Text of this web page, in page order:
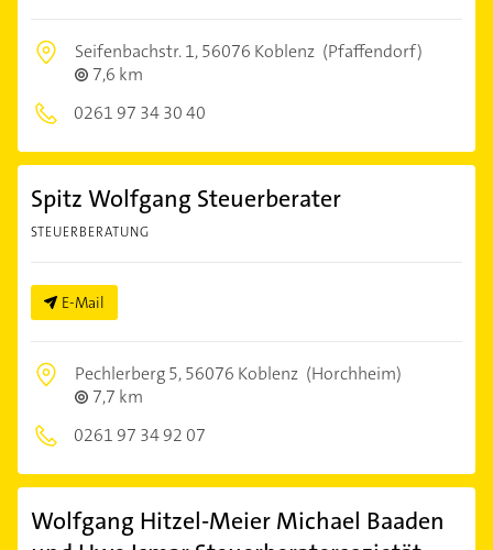
Seifenbachstr. 1,56076 Koblenz (Pfaffendorf)
7,6 km
0261 97 34 30 40
Spitz Wolfgang Steuerberater
STEUERBERATUNG
E-Mail
Pechlerberg 5,56076 Koblenz (Horchheim)
7,7 km
0261 97 34 92 07
Wolfgang Hitzel-Meier Michael Baaden